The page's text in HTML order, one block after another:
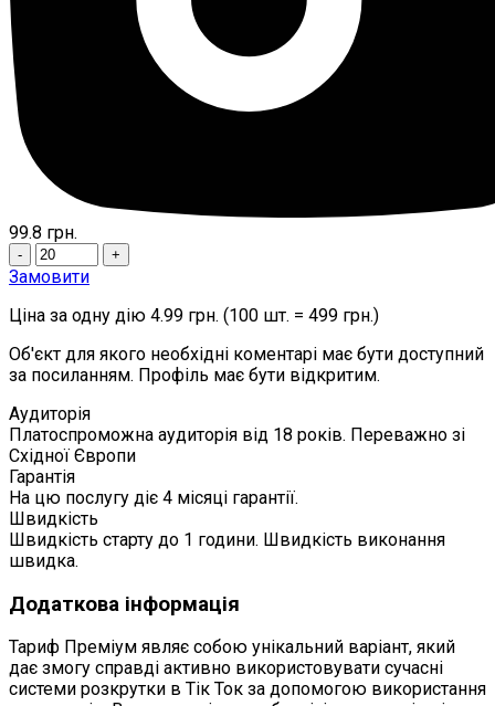
99.8 грн.
- +
Замовити
Ціна за одну дію 4.99 грн. (100 шт. = 499 грн.)
Об'єкт для якого необхідні коментарі має бути доступний
за посиланням. Профіль має бути відкритим.
Аудиторія
Платоспроможна аудиторія від 18 років. Переважно зі
Східної Європи
Гарантія
На цю послугу діє 4 місяці гарантії.
Швидкість
Швидкість старту до 1 години. Швидкість виконання
швидка.
Додаткова інформація
Тариф Преміум являє собою унікальний варіант, який
дає змогу справді активно використовувати сучасні
системи розкрутки в Тік Ток за допомогою використання